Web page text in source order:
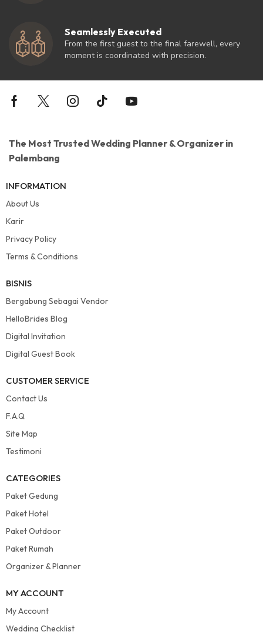
Seamlessly Executed
From the first guest to the final farewell, every
moment is coordinated with precision.
The Most Trusted Wedding Planner & Organizer in
Palembang
INFORMATION
About Us
Karir
Privacy Policy
Terms & Conditions
BISNIS
Bergabung Sebagai Vendor
HelloBrides Blog
Digital Invitation
Digital Guest Book
CUSTOMER SERVICE
Contact Us
F.A.Q
Site Map
Testimoni
CATEGORIES
Paket Gedung
Paket Hotel
Paket Outdoor
Paket Rumah
Organizer & Planner
MY ACCOUNT
My Account
Wedding Checklist